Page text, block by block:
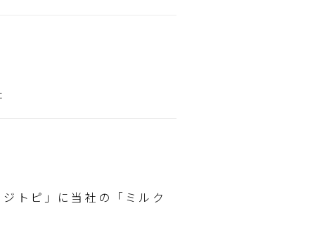
トピ」に当社の「ミルク